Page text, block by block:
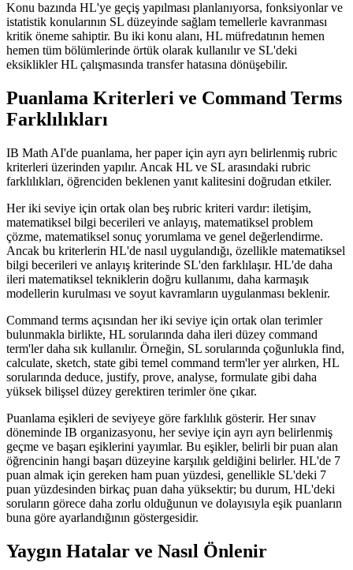
Konu bazında HL'ye geçiş yapılması planlanıyorsa, fonksiyonlar ve
istatistik konularının SL düzeyinde sağlam temellerle kavranması
kritik öneme sahiptir. Bu iki konu alanı, HL müfredatının hemen
hemen tüm bölümlerinde örtük olarak kullanılır ve SL'deki
eksiklikler HL çalışmasında transfer hatasına dönüşebilir.
Puanlama Kriterleri ve Command Terms
Farklılıkları
IB Math AI'de puanlama, her paper için ayrı ayrı belirlenmiş rubric
kriterleri üzerinden yapılır. Ancak HL ve SL arasındaki rubric
farklılıkları, öğrenciden beklenen yanıt kalitesini doğrudan etkiler.
Her iki seviye için ortak olan beş rubric kriteri vardır: iletişim,
matematiksel bilgi becerileri ve anlayış, matematiksel problem
çözme, matematiksel sonuç yorumlama ve genel değerlendirme.
Ancak bu kriterlerin HL'de nasıl uygulandığı, özellikle matematiksel
bilgi becerileri ve anlayış kriterinde SL'den farklılaşır. HL'de daha
ileri matematiksel tekniklerin doğru kullanımı, daha karmaşık
modellerin kurulması ve soyut kavramların uygulanması beklenir.
Command terms açısından her iki seviye için ortak olan terimler
bulunmakla birlikte, HL sorularında daha ileri düzey command
term'ler daha sık kullanılır. Örneğin, SL sorularında çoğunlukla find,
calculate, sketch, state gibi temel command term'ler yer alırken, HL
sorularında deduce, justify, prove, analyse, formulate gibi daha
yüksek bilişsel düzey gerektiren terimler öne çıkar.
Puanlama eşikleri de seviyeye göre farklılık gösterir. Her sınav
döneminde IB organizasyonu, her seviye için ayrı ayrı belirlenmiş
geçme ve başarı eşiklerini yayımlar. Bu eşikler, belirli bir puan alan
öğrencinin hangi başarı düzeyine karşılık geldiğini belirler. HL'de 7
puan almak için gereken ham puan yüzdesi, genellikle SL'deki 7
puan yüzdesinden birkaç puan daha yüksektir; bu durum, HL'deki
soruların görece daha zorlu olduğunun ve dolayısıyla eşik puanların
buna göre ayarlandığının göstergesidir.
Yaygın Hatalar ve Nasıl Önlenir